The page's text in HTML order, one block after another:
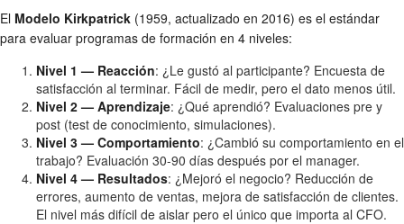
El Modelo Kirkpatrick (1959, actualizado en 2016) es el estándar
para evaluar programas de formación en 4 niveles:
Nivel 1 — Reacción: ¿Le gustó al participante? Encuesta de
satisfacción al terminar. Fácil de medir, pero el dato menos útil.
Nivel 2 — Aprendizaje: ¿Qué aprendió? Evaluaciones pre y
post (test de conocimiento, simulaciones).
Nivel 3 — Comportamiento: ¿Cambió su comportamiento en el
trabajo? Evaluación 30-90 días después por el manager.
Nivel 4 — Resultados: ¿Mejoró el negocio? Reducción de
errores, aumento de ventas, mejora de satisfacción de clientes.
El nivel más difícil de aislar pero el único que importa al CFO.